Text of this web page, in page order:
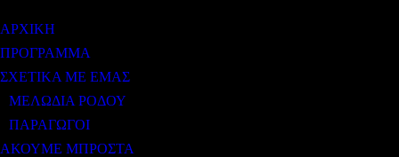
ΑΡΧΙΚΗ
ΠΡΟΓΡΑΜΜΑ
ΣΧΕΤΙΚΑ ΜΕ ΕΜΑΣ
ΜΕΛΩΔΙΑ ΡΟΔΟΥ
ΠΑΡΑΓΩΓΟΙ
ΑΚΟΥΜΕ ΜΠΡΟΣΤΑ